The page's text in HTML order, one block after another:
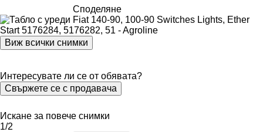
Споделяне
Виж всички снимки
Интересувате ли се от обявата?
Свържете се с продавача
Искане за повече снимки
1/2